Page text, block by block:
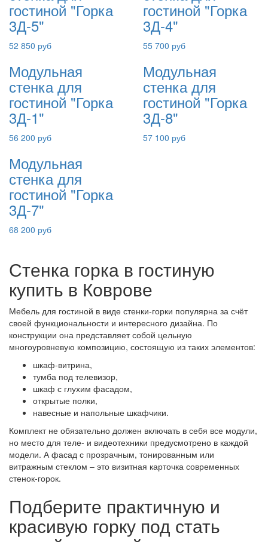
гостиной "Горка
3Д-5"
52 850 руб
гостиной "Горка
3Д-4"
55 700 руб
Модульная
стенка для
гостиной "Горка
3Д-1"
56 200 руб
Модульная
стенка для
гостиной "Горка
3Д-8"
57 100 руб
Модульная
стенка для
гостиной "Горка
3Д-7"
68 200 руб
Стенка горка в гостиную
купить в Коврове
Мебель для гостиной в виде стенки-горки популярна за счёт
своей функциональности и интересного дизайна. По
конструкции она представляет собой цельную
многоуровневую композицию, состоящую из таких элементов:
шкаф-витрина,
тумба под телевизор,
шкаф с глухим фасадом,
открытые полки,
навесные и напольные шкафчики.
Комплект не обязательно должен включать в себя все модули,
но место для теле- и видеотехники предусмотрено в каждой
модели. А фасад с прозрачным, тонированным или
витражным стеклом – это визитная карточка современных
стенок-горок.
Подберите практичную и
красивую горку под стать